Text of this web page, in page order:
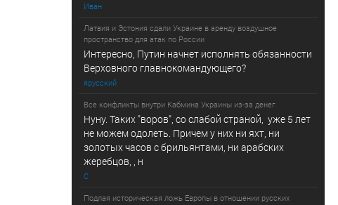
Иван
Латвия и Эстония сдали Украине в аренду воздушное
пространство для атак по России
Интересно, Путин начнет исполнять обязанности
Верховного главнокомандующего?
ярусский
Все конфликты внутри Кабмина Украины из-за денег
Нуну. Таких "воров", со слабой страной, уже 5 лет
не можем одолеть. Причем у них ни яхт, ни
золотых часов с брильянтами, ни арабских
жеребцов, , н
С
Подлая историческая ложь Европы в отношении русских